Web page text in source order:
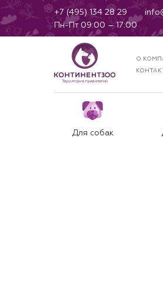
+7 (495) 134 28 29
Пн-Пт 09:00 – 17:00
О
Для собак